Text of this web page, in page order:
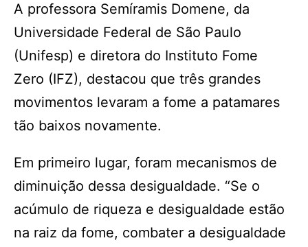
A professora Semíramis Domene, da
Universidade Federal de São Paulo
(Unifesp) e diretora do Instituto Fome
Zero (IFZ), destacou que três grandes
movimentos levaram a fome a patamares
tão baixos novamente.
Em primeiro lugar, foram mecanismos de
diminuição dessa desigualdade. “Se o
acúmulo de riqueza e desigualdade estão
na raiz da fome, combater a desigualdade